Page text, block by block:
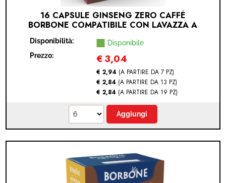
16 CAPSULE GINSENG ZERO CAFFÈ
BORBONE COMPATIBILE CON LAVAZZA A
GINSENG ZERO - 16 CAPSULE)
Disponibilità:
Disponibile
Prezzo:
€ 3,04
€ 2,94 (A PARTIRE DA 7 PZ)
€ 2,84 (A PARTIRE DA 13 PZ)
€ 2,84 (A PARTIRE DA 19 PZ)